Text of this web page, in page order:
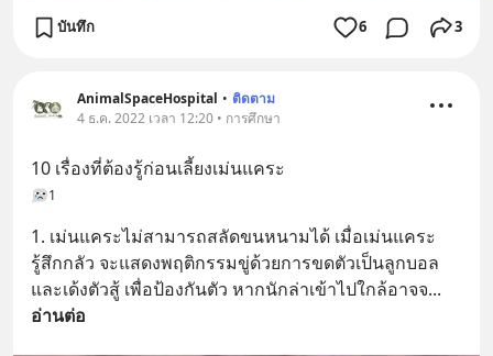
บันทึก 6 3
AnimalSpaceHospital • ติดตาม
4 ธ.ค. 2022 เวลา 12:20 • การศึกษา
10 เรื่องที่ต้องรู้ก่อนเลี้ยงเม่นแคระ
1
1. เม่นแคระไม่สามารถสลัดขนหนามได้ เมื่อเม่นแคระ
รู้สึกกลัว จะแสดงพฤติกรรมขู่ด้วยการขดตัวเป็นลูกบอล
และเด้งตัวสู้ เพื่อป้องกันตัว หากนักล่าเข้าไปใกล้อาจจ
อ่านต่อ